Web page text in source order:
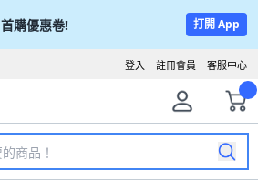
首購優惠卷! 打開 App
客服中心
註冊會員
登入